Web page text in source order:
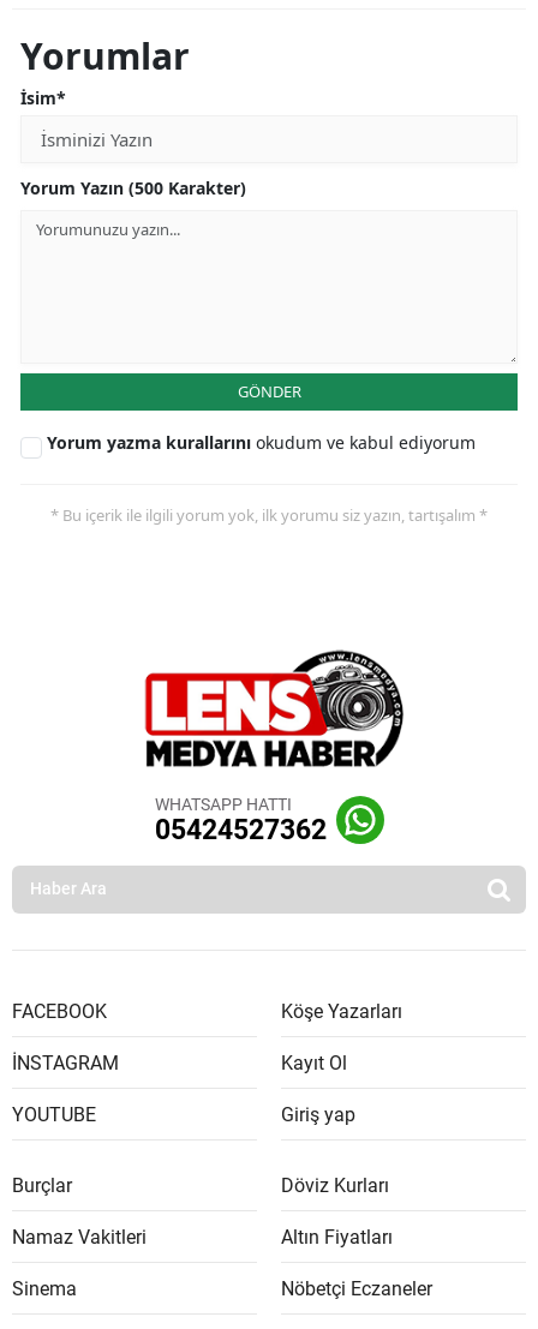
Yorumlar
İsim*
Yorum Yazın (500 Karakter)
GÖNDER
Yorum yazma kurallarını okudum ve kabul ediyorum
* Bu içerik ile ilgili yorum yok, ilk yorumu siz yazın, tartışalım *
WHATSAPP HATTI
05424527362
FACEBOOK
İNSTAGRAM
YOUTUBE
Köşe Yazarları
Kayıt Ol
Giriş yap
Burçlar
Namaz Vakitleri
Sinema
Döviz Kurları
Altın Fiyatları
Nöbetçi Eczaneler